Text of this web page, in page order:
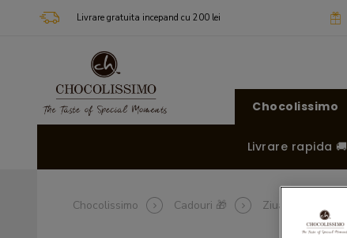
Livrare gratuita incepand cu 200 lei
Chocolissimo
Livrare rapida 🚚
Chocolissimo Cadouri 🎁 Ziua mamei 🌸